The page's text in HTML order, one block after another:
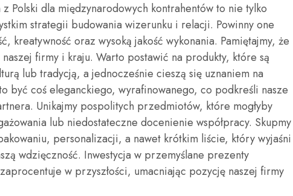
Polski dla międzynarodowych kontrahentów to nie tylko
strategii budowania wizerunku i relacji. Powinny one
kreatywność oraz wysoką jakość wykonania. Pamiętajmy, że
firmy i kraju. Warto postawić na produkty, które są
lub tradycją, a jednocześnie cieszą się uznaniem na
być coś eleganckiego, wyrafinowanego, co podkreśli nasze
Unikajmy pospolitych przedmiotów, które mogłyby
lub niedostateczne docenienie współpracy. Skupmy
personalizacji, a nawet krótkim liście, który wyjaśni
wdzięczność. Inwestycja w przemyślane prezenty
w przyszłości, umacniając pozycję naszej firmy